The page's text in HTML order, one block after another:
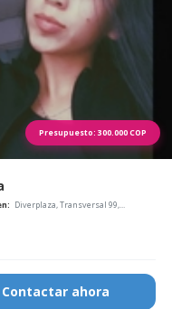
Presupuesto: 300.000COP
Diverplaza, Transversal 99,...
Contactar ahora